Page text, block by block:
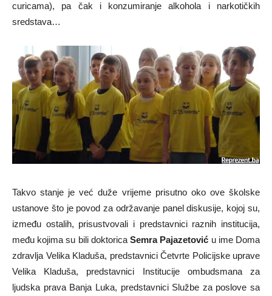
curicama), pa čak i konzumiranje alkohola i narkotičkih
sredstava…
Takvo stanje je već duže vrijeme prisutno oko ove školske
ustanove što je povod za održavanje panel diskusije, kojoj su,
između ostalih, prisustvovali i predstavnici raznih institucija,
među kojima su bili doktoricaSemra Pajazetović u ime Doma
zdravlja Velika Kladuša, predstavnici Četvrte Policijske uprave
Velika Kladuša, predstavnici Institucije ombudsmana za
ljudska prava Banja Luka, predstavnici Službe za poslove sa